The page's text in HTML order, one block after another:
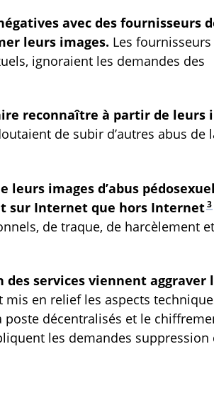
avec des fournisseurs
leurs images. Les
ignoraient les demandes des
reconnaître à partir de leurs
de subir d’autres abus de
images d’abus
sur Internet que hors Internet3
de traque, de harcèlement et
services viennent aggraver
mis en relief les aspects
poste décentralisés et le
les demandes suppression